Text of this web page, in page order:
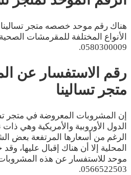
هناك رقم موحد خصصه متجر
الأنواع المختلفة للمقرمشات
0580300009.
رقم الاستفسار عن
متجر تسالينا
إن المشروبات المعروضة في متجر
الدول الأوروبية والأمريكية وهي
الرغم من أسعارها المرتفعة بعض
المحلية إلا أن هناك إقبال عليها،
موحد للاستفسار عن هذه
0566522503.